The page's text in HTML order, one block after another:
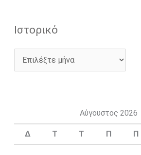
Ιστορικό
Αύγουστος 2026
Δ Τ Τ Π Π